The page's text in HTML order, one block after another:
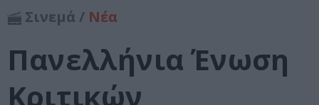
Σινεμά / Νέα
Πανελλήνια Ένωση
Κριτικών